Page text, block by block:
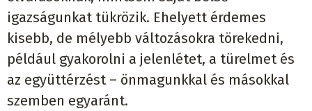
igazságunkat tükrözik. Ehelyett érdemes
kisebb, de mélyebb változásokra törekedni,
például gyakorolni a jelenlétet, a türelmet és
az együttérzést – önmagunkkal és másokkal
szemben egyaránt.